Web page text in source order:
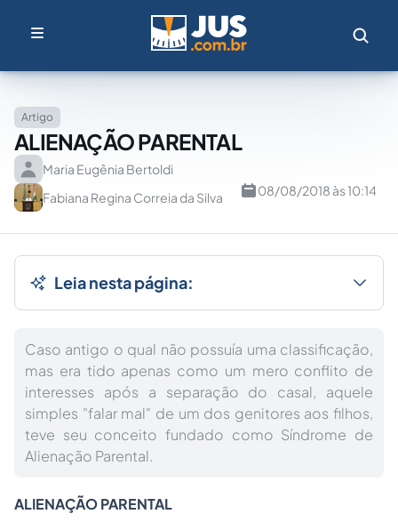
Artigo
ALIENAÇÃO PARENTAL
Maria Eugênia Bertoldi
Fabiana Regina Correia da Silva
08/08/2018 às 10:14
Leia nesta página:
Caso antigo o qual não possuía uma classificação,
mas era tido apenas como um mero conflito de
interesses após a separação do casal, aquele
simples "falar mal" de um dos genitores aos filhos,
teve seu conceito fundado como Síndrome de
Alienação Parental.
ALIENAÇÃO PARENTAL